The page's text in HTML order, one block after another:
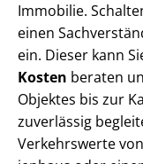
Immobilie.
einen
ein. Dieser kann
Kosten beraten
Objektes bis zur
zuverlässig
Verkehrswerte